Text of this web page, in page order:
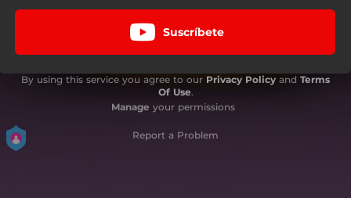
Suscríbete
By using this service you agree to our Privacy Policy and Terms
Of Use.
Manage your permissions
Report a Problem